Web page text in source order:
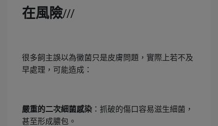
在風險///
很多飼主誤以為黴菌只是皮膚問題，實際上若不及
早處理，可能造成：
嚴重的二次細菌感染 ：抓破的傷口容易滋生細菌，
甚至形成膿包。